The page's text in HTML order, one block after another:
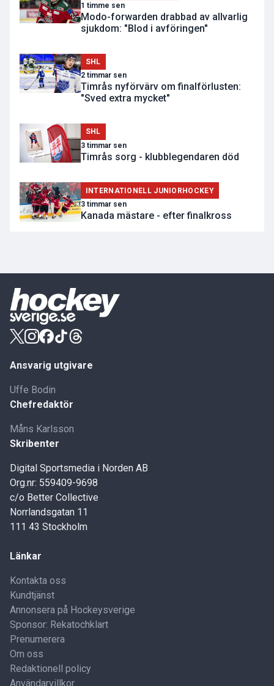
1 timme sen
Modo-forwarden drabbad av allvarlig
sjukdom: "Blod i avföringen"
SHL
2 timmar sen
Timrås nyförvärv om finalförlusten:
"Sved extra mycket"
SHL
3 timmar sen
Timrås sorg - klubblegendaren död
INTERNATIONELL JUNIORHOCKEY
3 timmar sen
Kanada mästare - efter finalkross
Ansvarig utgivare
Uffe Bodin
Chefredaktör
Måns Karlsson
Skribenter
Digital Sportsmedia i Norden AB
Org.nr: 559409-9698
c/o Better Collective
Norrlandsgatan 11
111 43 Stockholm
Länkar
Kontakta oss
Kundtjänst
Annonsera på Hockeysverige
Sponsor: Rekatochklart
Prenumerera
Om oss
Redaktionell policy
Användarvillkor